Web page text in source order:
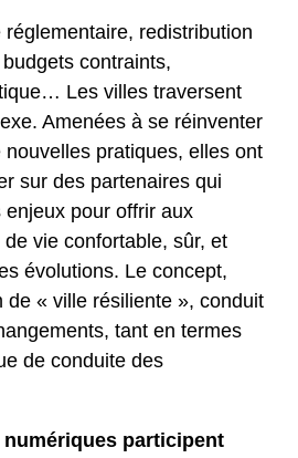
redistribution
contraints,
Les villes traversent
Amenées à se réinventer
pratiques, elles ont
sur des partenaires qui
pour offrir aux
vie confortable, sûr, et
évolutions. Le concept,
de « ville résiliente », conduit
tant en termes
de conduite des
participent